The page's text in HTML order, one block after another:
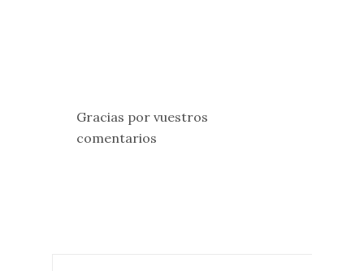
Gracias por vuestros
comentarios